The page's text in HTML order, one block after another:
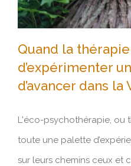
d’expérimenter
Quand la
d’expérimenter
d’avancer dans la
L'éco-psychothérapie, ou
toute une palette
sur leurs chemins ceux et